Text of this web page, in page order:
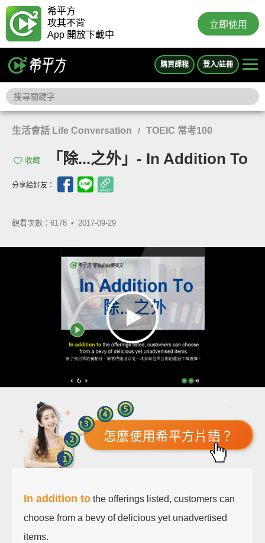
希平方
攻其不背
App 開放下載中
立即使用
購買課程 登入/註冊
生活會話 Life Conversation / TOEIC 常考100
收藏 「除...之外」- In Addition To
分享給好友：
觀看次數：6178 • 2017-09-29
怎麼使用希平方片語？
In addition to the offerings listed, customers can
choose from a bevy of delicious yet unadvertised
items.